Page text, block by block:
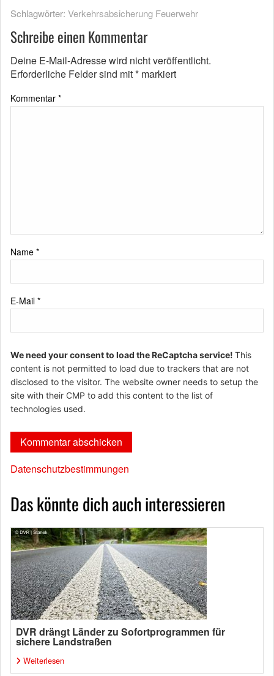
Schlagwörter: Verkehrsabsicherung Feuerwehr
Schreibe einen Kommentar
Deine E-Mail-Adresse wird nicht veröffentlicht.
Erforderliche Felder sind mit* markiert
Kommentar *
Name *
E-Mail *
We need your consent to load the ReCaptcha service! This
content is not permitted to load due to trackers that are not
disclosed to the visitor. The website owner needs to setup the
site with their CMP to add this content to the list of
technologies used.
Datenschutzbestimmungen
Das könnte dich auch interessieren
DVR drängt Länder zu Sofortprogrammen für
sichere Landstraßen
Weiterlesen